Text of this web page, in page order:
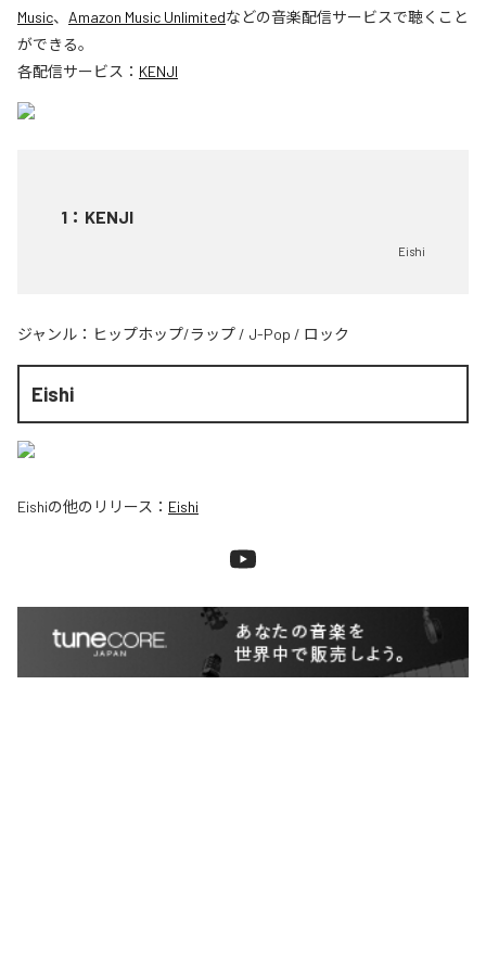
Music、 Amazon Music Unlimitedなどの音楽配信サービスで聴くこと
ができる。
各配信サービス： KENJI
1 ： KENJI
Eishi
ジャンル： ヒップホップ/ラップ / J-Pop / ロック
Eishi
Eishiの他のリリース： Eishi